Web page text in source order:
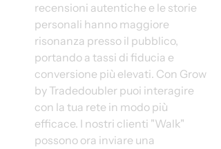
recensioni autentiche e le storie
personali hanno maggiore
risonanza presso il pubblico,
portando a tassi di fiducia e
conversione più elevati. Con Grow
by Tradedoubler puoi interagire
con la tua rete in modo più
efficace. I nostri clienti "Walk"
possono ora inviare una